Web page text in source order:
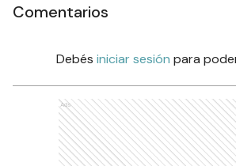
Comentarios
Debés iniciar sesión para
Ads